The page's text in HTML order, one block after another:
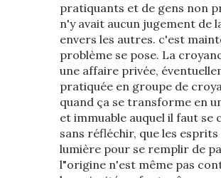
pratiquants et de gens non
n'y avait aucun jugement de
envers les autres. c'est
problème se pose. La
une affaire privée,
pratiquée en groupe de
quand ça se transforme en
et immuable auquel il faut
sans réfléchir, que les
lumière pour se remplir de
l"origine n'est même pas